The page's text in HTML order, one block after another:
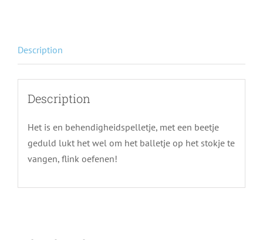
Description
Description
Het is en behendigheidspelletje, met een beetje
geduld lukt het wel om het balletje op het stokje te
vangen, flink oefenen!